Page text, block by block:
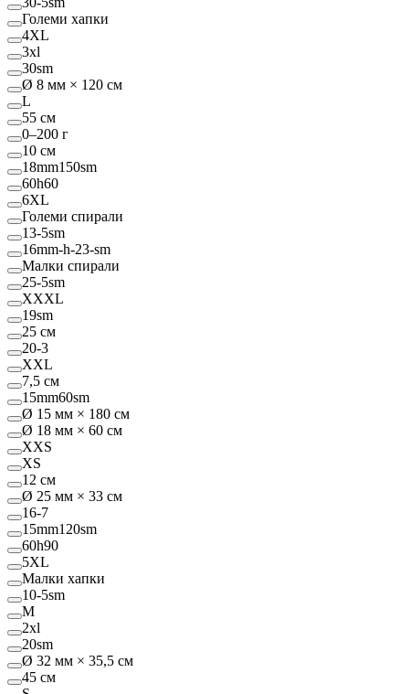
Големи хапки
4XL
3xl
30sm
Ø 8 мм × 120 см
L
55 см
0–200 г
10 см
18mm150sm
60h60
6XL
Големи спирали
13-5sm
16mm-h-23-sm
Малки спирали
25-5sm
XXXL
19sm
25 см
20-3
XXL
7,5 см
15mm60sm
Ø 15 мм × 180 см
Ø 18 мм × 60 см
XXS
XS
12 см
Ø 25 мм × 33 см
16-7
15mm120sm
60h90
5XL
Малки хапки
10-5sm
M
2xl
20sm
Ø 32 мм × 35,5 см
45 см